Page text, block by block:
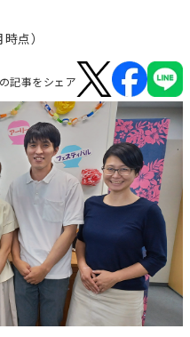
サービス詳細
指定申請代行
集客支援
セミナー・イベント
情報トップ
相談支援
点）
記事をシェア